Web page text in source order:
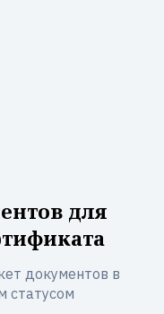
для
документов в
статусом